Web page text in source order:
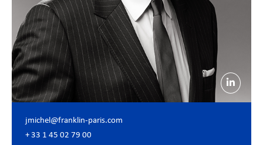
jmichel@franklin-paris.com
+ 33 1 45 02 79 00